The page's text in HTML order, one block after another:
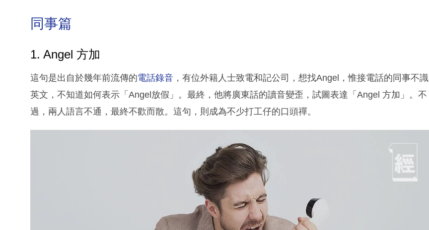
同事篇
1. Angel 方加
這句是出自於幾年前流傳的電話錄音 ，有位外籍人士致電和記公司，想找Angel，惟接電話的同事不識
英文，不知道如何表示「Angel放假」。最終，他將廣東話的讀音變歪，試圖表達「Angel 方加」。不
過，兩人語言不通，最終不歡而散。這句，則成為不少打工仔的口頭禪。